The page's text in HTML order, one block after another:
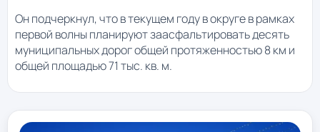
Он подчеркнул, что в текущем году в округе в рамках
первой волны планируют заасфальтировать десять
муниципальных дорог общей протяженностью 8 км и
общей площадью 71 тыс. кв. м.